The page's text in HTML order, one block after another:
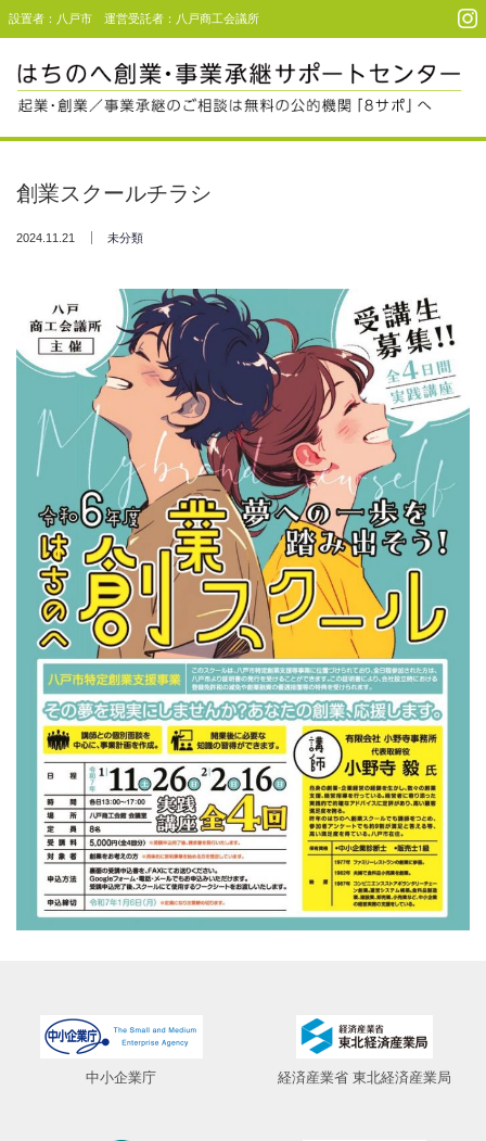
設置者：八戸市 運営受託者：八戸商工会議所
創業スクールチラシ
2024.11.21 未分類
中小企業庁 経済産業省 東北経済産業局
起業・創業支援
事業承継支援
セミナー＆イベント
アクセス
お問い合わせ
プライバシーポリシー